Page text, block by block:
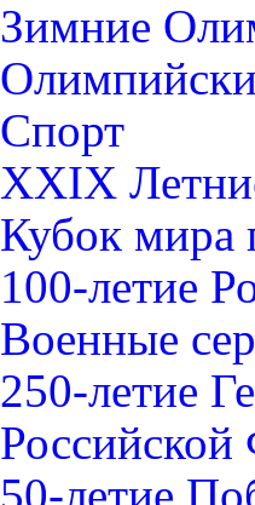
Зимние
Спорт
XXIX
Кубок мира
100-летие
Военные
250-летие
Российской